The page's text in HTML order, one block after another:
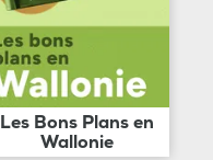
Les Bons Plans en
Wallonie